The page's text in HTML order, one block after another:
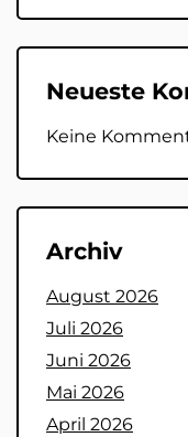
Neueste
Keine
Archiv
August 2026
Juli 2026
Juni 2026
Mai 2026
April 2026